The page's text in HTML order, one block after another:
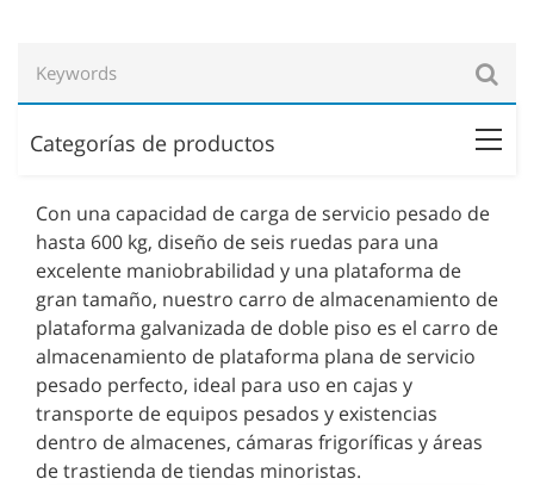
Categorías de productos
Con una capacidad de carga de servicio pesado de
hasta 600 kg, diseño de seis ruedas para una
excelente maniobrabilidad y una plataforma de
gran tamaño, nuestro carro de almacenamiento de
plataforma galvanizada de doble piso es el carro de
almacenamiento de plataforma plana de servicio
pesado perfecto, ideal para uso en cajas y
transporte de equipos pesados y existencias
dentro de almacenes, cámaras frigoríficas y áreas
de trastienda de tiendas minoristas.